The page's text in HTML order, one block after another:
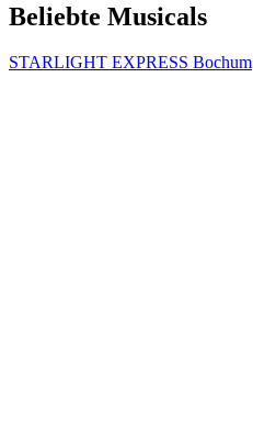
Beliebte Musicals
STARLIGHT EXPRESS Bochum